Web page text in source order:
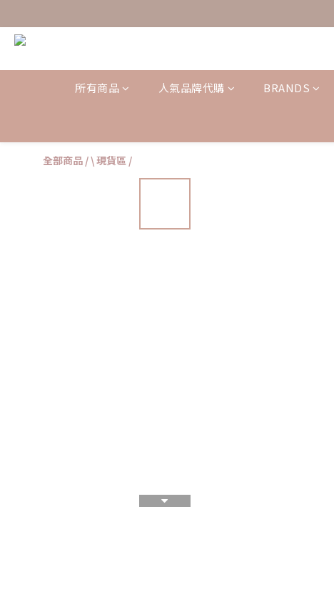
所有商品 人氣品牌代購 BRANDS
全部商品 /\ 現貨區 /